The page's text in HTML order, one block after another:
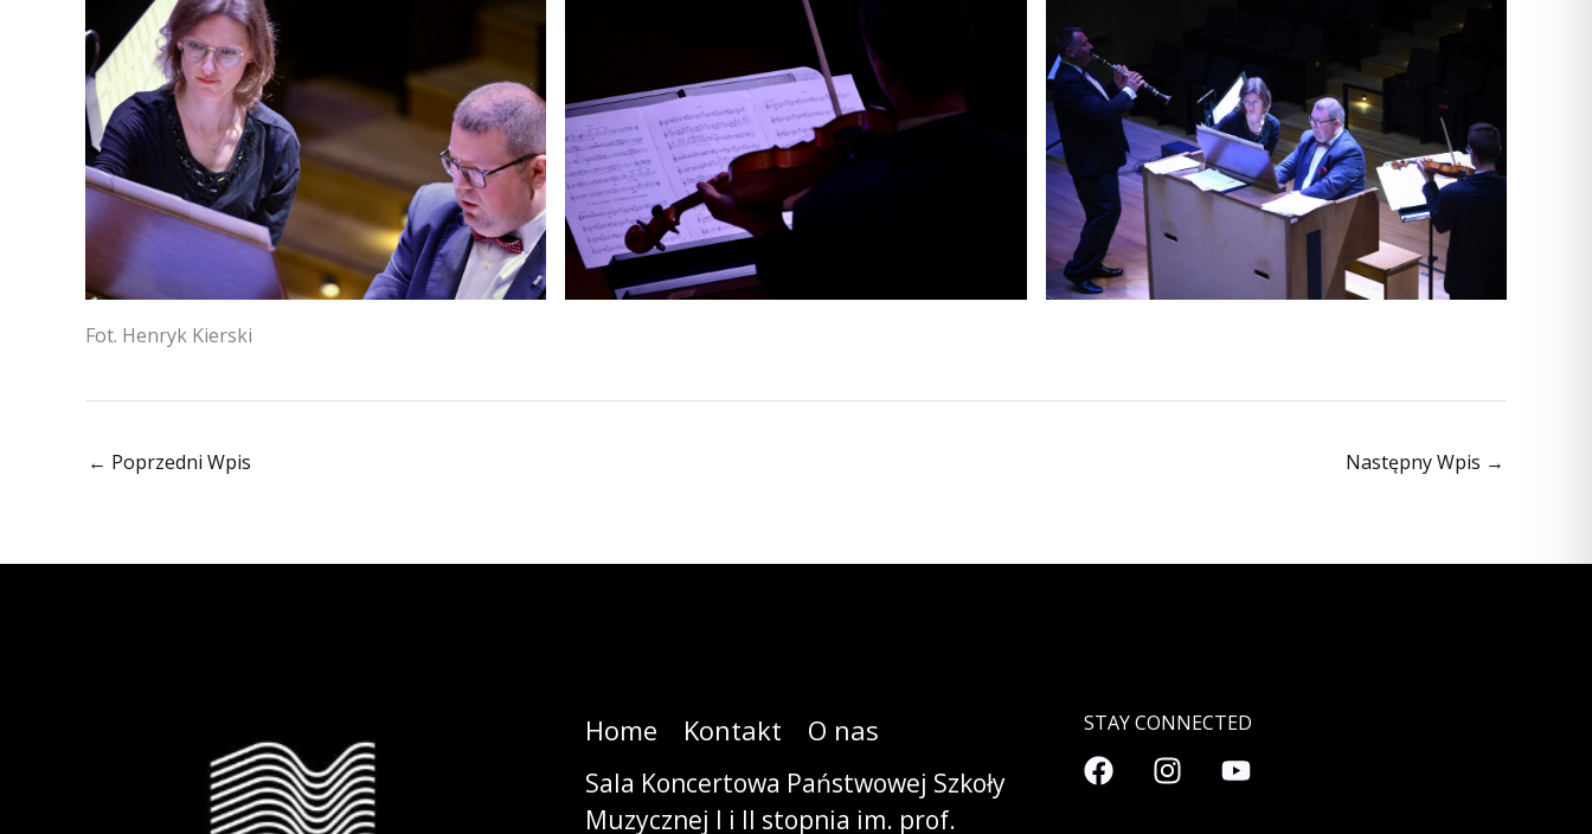
Fot. Henryk Kierski
← Poprzedni Wpis Następny Wpis →
Home Kontakt O nas
Sala Koncertowa Państwowej Szkoły
Muzycznej I i II stopnia im. prof.
STAY CONNECTED